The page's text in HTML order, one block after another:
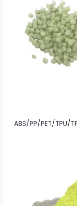
ABS/PP/PET/TPU/